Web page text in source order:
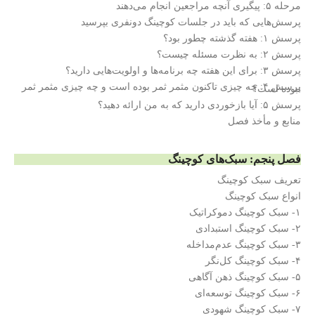
مرحله ۵: پیگیری آنچه مراجعین انجام می‌دهند
پرسش‌هایی که باید در جلسات کوچینگ دونفری بپرسید
پرسش ۱: هفته گذشته چطور بود؟
پرسش ۲: به نظرت مسئله چیست؟
پرسش ۳: برای این هفته چه برنامه‌ها و اولویت‌هایی دارید؟
پرسش ۴: چه چیزی تاکنون مثمر ثمر بوده است و چه چیزی مثمر ثمرنبوده است؟
پرسش ۵: آیا بازخوردی دارید که به من ارائه دهید؟
منابع و مأخذ فصل
فصل پنجم: سبک‌های کوچینگ
تعریف سبک کوچینگ
انواع سبک کوچینگ
۱- سبک کوچینگ دموکراتیک
۲- سبک کوچینگ استبدادی
۳- سبک کوچینگ عدم‌مداخله
۴- سبک کوچینگ کل‌نگر
۵- سبک کوچینگ ذهن آگاهی
۶- سبک کوچینگ توسعه‌ای
۷- سبک کوچینگ شهودی